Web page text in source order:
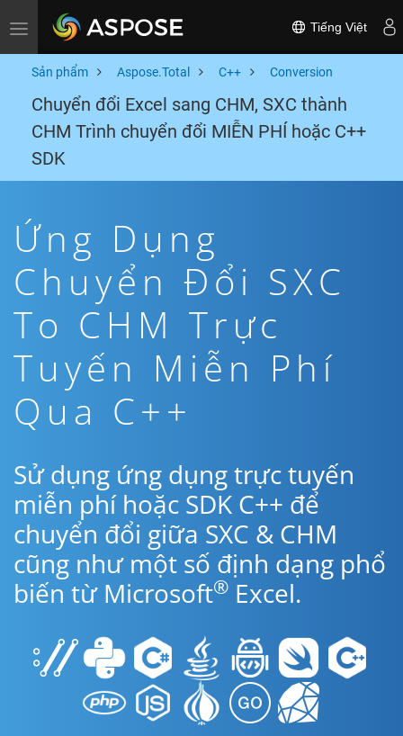
Toggle navigation Tiếng Việt
Sản phẩm Aspose.Total C++ Conversion
Chuyển đổi Excel sang CHM, SXC thành
CHM Trình chuyển đổi MIỄN PHÍ hoặc C++
SDK
Ứng Dụng
Chuyển Đổi SXC
To CHM Trực
Tuyến Miễn Phí
Qua C++
Sử dụng ứng dụng trực tuyến
miễn phí hoặc SDK C++ để
chuyển đổi giữa SXC & CHM
cũng như một số định dạng phổ
biến từ Microsoft® Excel.